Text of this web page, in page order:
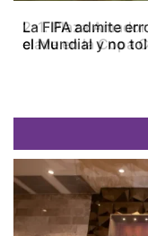
La FIFA admite
el Mundial y no